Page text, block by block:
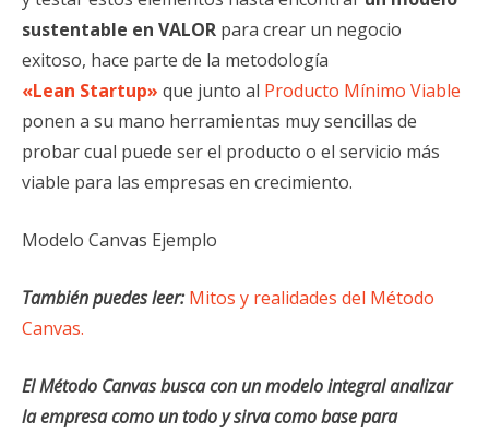
sustentable en VALOR para crear un negocio
exitoso, hace parte de la metodología
«Lean Startup» que junto al Producto Mínimo Viable
ponen a su mano herramientas muy sencillas de
probar cual puede ser el producto o el servicio más
viable para las empresas en crecimiento.
Modelo Canvas Ejemplo
Tambiénpuedes leer: Mitos y realidades del Método
Canvas.
El Método Canvas busca con un modelo integral analizar
la empresa como un todo y sirva como base para